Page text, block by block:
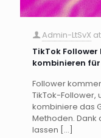
Admin-LtSvX at
TikTok
kombinieren
Follower
TikTok-Follower,
kombiniere das
Methoden. Dank
lassen […]